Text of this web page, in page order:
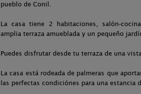
pueblo de Conil.
La casa tiene 2 habitaciones, salón-
amplia terraza amueblada y un pequeño
Puedes disfrutar desde tu terraza de una
La casa está rodeada de palmeras que
las perfectas condiciónes para una estancia